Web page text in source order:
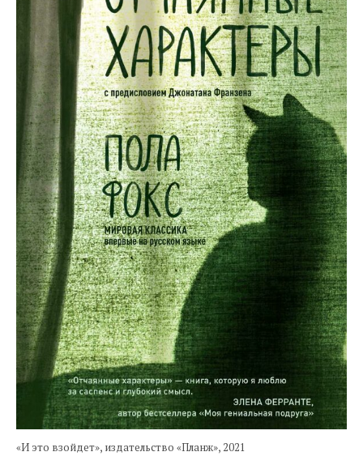
«И это взойдет», издательство «Планж», 2021